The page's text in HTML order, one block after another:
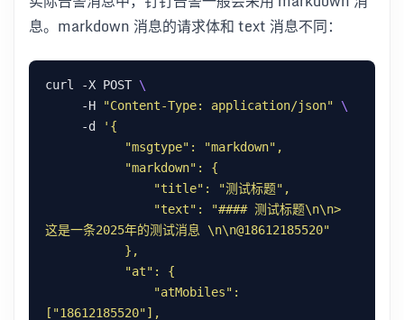
息。markdown 消息的请求体和 text 消息不同：
curl -X POST
     -H
"Content-Type: application/json"
     -d